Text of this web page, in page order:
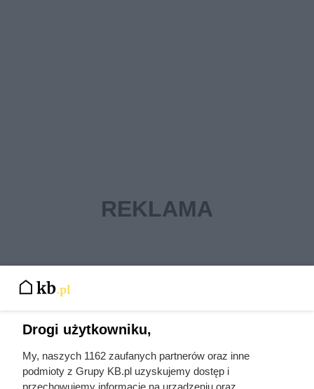
Drogi użytkowniku,
My, naszych 1162 zaufanych partnerów oraz inne
podmioty z Grupy KB.pl uzyskujemy dostęp i
przechowujemy informacje na urządzeniu oraz